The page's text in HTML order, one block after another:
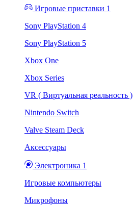
Игровые приставки 1
Sony PlayStation 4
Sony PlayStation 5
Xbox One
Xbox Series
VR ( Виртуальная реальность )
Nintendo Switch
Valve Steam Deck
Аксессуары
Электроника 1
Игровые компьютеры
Микрофоны